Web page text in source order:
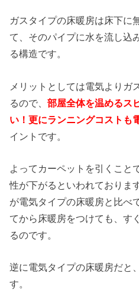
ガスタイプの床暖房は床下に
て、そのパイプに水を流し込
る構造です。
メリットとしては電気よりガ
るので、部屋全体を温めるス
い！更にランニングコストも
イントです。
よってカーペットを引くこと
性が下がるといわれておりま
が電気タイプの床暖房と比べ
てから床暖房をつけても、す
るのです。
逆に電気タイプの床暖房だと
す。